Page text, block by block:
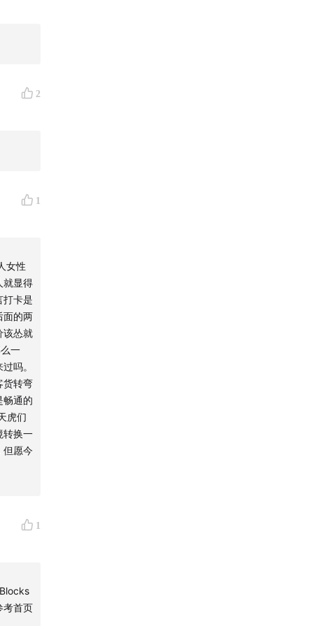
中的
2
1
女性
就显得
打卡是
面的两
该怂就
一
吗。
货转弯
畅通的
虎们
转换一
但愿今
1
考首页